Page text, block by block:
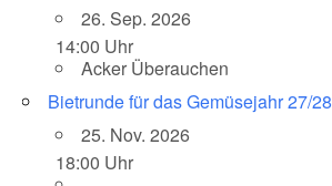
26. Sep. 2026
14:00 Uhr
Acker Überauchen
Bietrunde für das Gemüsejahr 27/28
25. Nov. 2026
18:00 Uhr